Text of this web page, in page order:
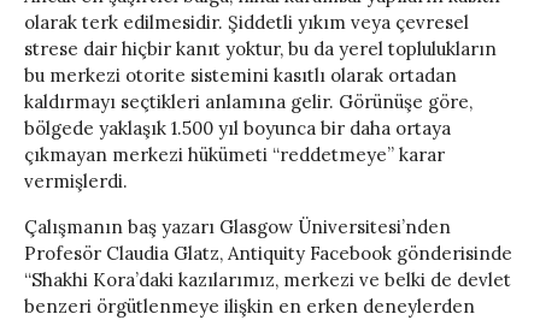
olarak terk edilmesidir. Şiddetli yıkım veya çevresel
strese dair hiçbir kanıt yoktur, bu da yerel toplulukların
bu merkezi otorite sistemini kasıtlı olarak ortadan
kaldırmayı seçtikleri anlamına gelir. Görünüşe göre,
bölgede yaklaşık 1.500 yıl boyunca bir daha ortaya
çıkmayan merkezi hükümeti “reddetmeye” karar
vermişlerdi.
Çalışmanın baş yazarı Glasgow Üniversitesi’nden
Profesör Claudia Glatz, Antiquity Facebook gönderisinde
“Shakhi Kora’daki kazılarımız, merkezi ve belki de devlet
benzeri örgütlenmeye ilişkin en erken deneylerden